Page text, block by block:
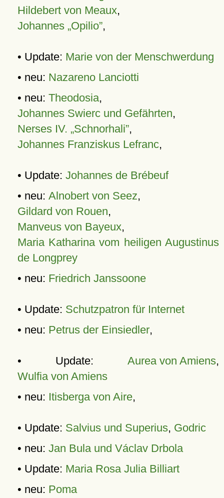
Hildebert von Meaux,
Johannes „Opilio”,
• Update: Marie von der Menschwerdung
• neu: Nazareno Lanciotti
• neu: Theodosia,
Johannes Swierc und Gefährten,
Nerses IV. „Schnorhali”,
Johannes Franziskus Lefranc,
• Update: Johannes de Brébeuf
• neu: Alnobert von Seez,
Gildard von Rouen,
Manveus von Bayeux,
Maria Katharina vom heiligen Augustinus
de Longprey
• neu: Friedrich Janssoone
• Update: Schutzpatron für Internet
• neu: Petrus der Einsiedler,
• Update: Aurea von Amiens,
Wulfia von Amiens
• neu: Itisberga von Aire,
• Update: Salvius und Superius, Godric
• neu: Jan Bula und Václav Drbola
• Update: Maria Rosa Julia Billiart
• neu: Poma